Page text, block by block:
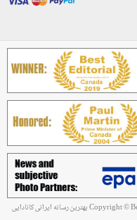
Copyright © Best Iranian Persian Canadian news ads media magazine بهترین رسانه ایرانی کانادایی